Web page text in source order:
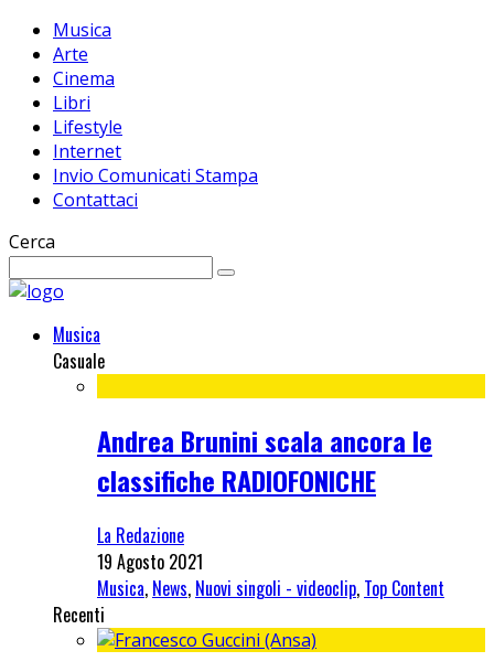
Musica
Arte
Cinema
Libri
Lifestyle
Internet
Invio Comunicati Stampa
Contattaci
Cerca
Musica
Casuale
Andrea Brunini scala ancora le
classifiche RADIOFONICHE
La Redazione
19 Agosto 2021
Musica, News, Nuovi singoli - videoclip, Top Content
Recenti